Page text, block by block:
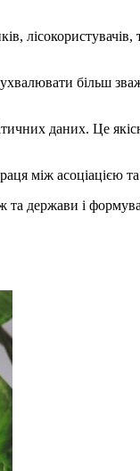
більш
даних. Це
між асоціацією
та держави і